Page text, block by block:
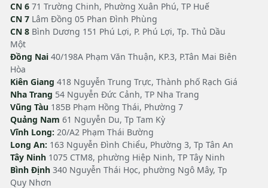
CN 6 71 Trường Chinh, Phường Xuân Phú, TP Huế
CN 7 Lâm Đồng 05 Phan Đình Phùng
CN 8 Bình Dương 151 Phú Lợi, P. Phú Lợi, Tp. Thủ Dầu
Một
Đồng Nai 40/198A Phạm Văn Thuận, KP.3, P.Tân Mai Biên
Hòa
Kiên Giang 418 Nguyễn Trung Trực, Thành phố Rạch Giá
Nha Trang 54 Nguyễn Đức Cảnh, TP Nha Trang
Vũng Tàu 185B Phạm Hồng Thái, Phường 7
Quảng Nam 61 Nguyễn Du, Tp Tam Kỳ
Vĩnh Long: 20/A2 Phạm Thái Bường
Long An: 163 Nguyễn Đình Chiểu, Phường 3, Tp Tân An
Tây Ninh 1075 CTM8, phường Hiệp Ninh, TP Tây Ninh
Bình Định 340 Nguyễn Thái Học, phường Ngô Mây, Tp
Quy Nhơn